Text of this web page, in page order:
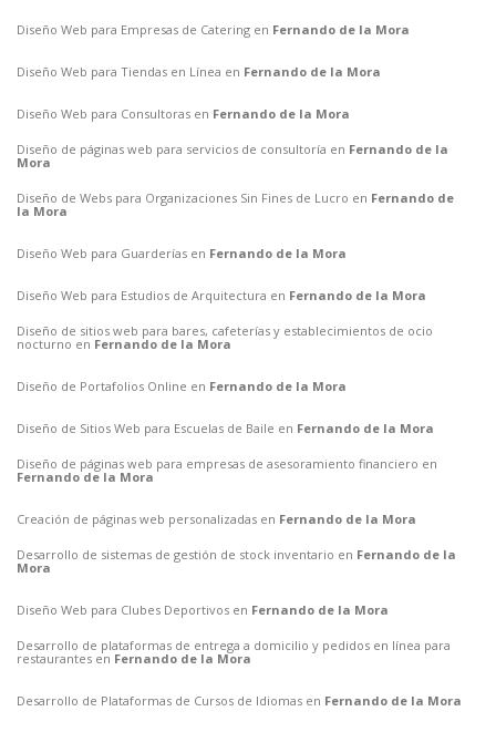
Diseño Web para Empresas de Catering en Fernando de la Mora
Diseño Web para Tiendas en Línea en Fernando de la Mora
Diseño Web para Consultoras en Fernando de la Mora
Diseño de páginas web para servicios de consultoría en Fernando de la
Mora
Diseño de Webs para Organizaciones Sin Fines de Lucro en Fernando de
la Mora
Diseño Web para Guarderías en Fernando de la Mora
Diseño Web para Estudios de Arquitectura en Fernando de la Mora
Diseño de sitios web para bares, cafeterías y establecimientos de ocio
nocturno en Fernando de la Mora
Diseño de Portafolios Online en Fernando de la Mora
Diseño de Sitios Web para Escuelas de Baile en Fernando de la Mora
Diseño de páginas web para empresas de asesoramiento financiero en
Fernando de la Mora
Creación de páginas web personalizadas en Fernando de la Mora
Desarrollo de sistemas de gestión de stock inventario en Fernando de la
Mora
Diseño Web para Clubes Deportivos en Fernando de la Mora
Desarrollo de plataformas de entrega a domicilio y pedidos en línea para
restaurantes en Fernando de la Mora
Desarrollo de Plataformas de Cursos de Idiomas en Fernando de la Mora